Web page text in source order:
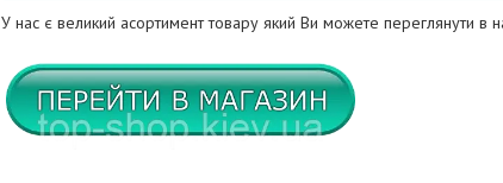
У нас є великий асортимент товару який Ви можете переглянути в